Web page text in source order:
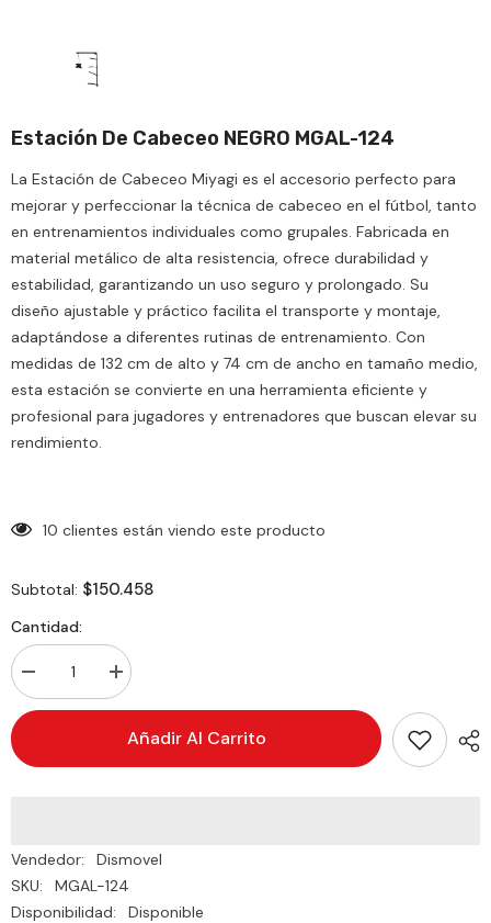
Estación De Cabeceo NEGRO MGAL-124
La Estación de Cabeceo Miyagi es el accesorio perfecto para
mejorar y perfeccionar la técnica de cabeceo en el fútbol, tanto
en entrenamientos individuales como grupales. Fabricada en
material metálico de alta resistencia, ofrece durabilidad y
estabilidad, garantizando un uso seguro y prolongado. Su
diseño ajustable y práctico facilita el transporte y montaje,
adaptándose a diferentes rutinas de entrenamiento. Con
medidas de 132 cm de alto y 74 cm de ancho en tamaño medio,
esta estación se convierte en una herramienta eficiente y
profesional para jugadores y entrenadores que buscan elevar su
rendimiento.
10 clientes están viendo este producto
Subtotal: $150.458
Cantidad:
Decrementar
cantidad
de
Cabeceo
Incrementar
cantidad
de
Estación
DeAñadir Al Carrito
Vendedor:
Dismovel
SKU:
MGAL-124
Disponibilidad:
Disponible